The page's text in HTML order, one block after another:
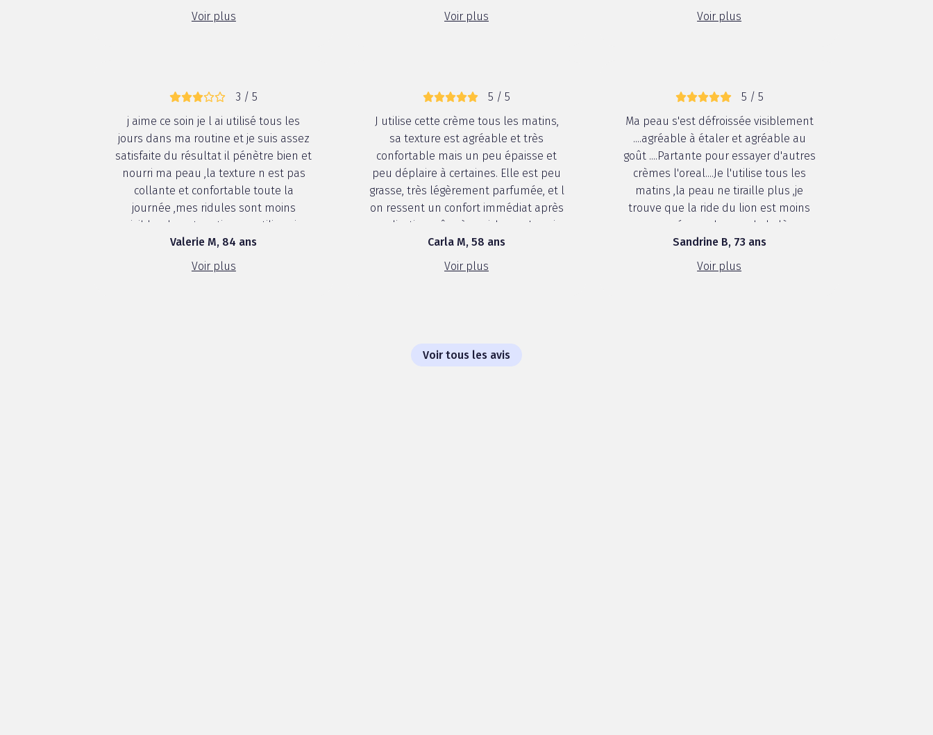
nutriments essentiels à la souplesse
de la peau. J'ai trouvé q...
Voir plus
Voir plus Voir plus
3 / 5
j aime ce soin je l ai utilisé tous les
jours dans ma routine et je suis assez
satisfaite du résultat il pénètre bien et
nourri ma peau ,la texture n est pas
collante et confortable toute la
journée ,mes ridules sont moins
visibles ,le pot pratique a utiliser .je
suis fan et je pense l intégrer a ma
routine beauté .je serais ravie de
pouvoir tester d autre ...
Valerie M, 84 ans
Voir plus
5 / 5
J utilise cette crème tous les matins,
sa texture est agréable et très
confortable mais un peu épaisse et
peu déplaire à certaines. Elle est peu
grasse, très légèrement parfumée, et l
on ressent un confort immédiat après
application grâce à sa richesse Je suis
ravie d avoir pu tester cette crème
AgePerfect Nutrition Intense mais je n
ai pas trouvé de réell...
Carla M, 58 ans
Voir plus
5 / 5
Ma peau s'est défroissée visiblement
....agréable à étaler et agréable au
goût ....Partante pour essayer d'autres
crèmes l'oreal....Je l'utilise tous les
matins ,la peau ne tiraille plus ,je
trouve que la ride du lion est moins
prononcée ,au dessus de la lèvre
supérieure ,les ridules sont moins
voyantes ...
Sandrine B, 73 ans
Voir plus
Voir tous les avis